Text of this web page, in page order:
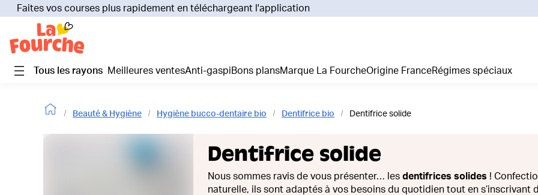
Faites vos courses plus rapidement en téléchargeant l'application
Tous les rayons Meilleures ventes Anti-gaspi Bons plans Marque La Fourche Origine France Régimes spéciaux
Beauté & Hygiène Hygiène bucco-dentaire bio Dentifrice bio Dentifrice solide
Dentifrice solide
Nous sommes ravis de vous présenter… les dentifrices solides !
naturelle, ils sont adaptés à vos besoins du quotidien tout en s’inscrivant